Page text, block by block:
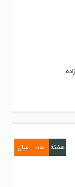
هفته ماه سال